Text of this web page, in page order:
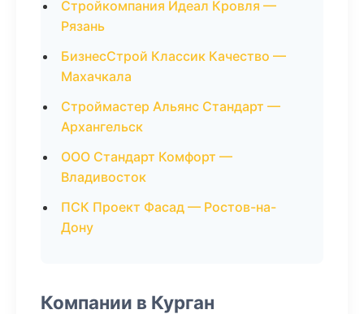
Стройкомпания Идеал Кровля —
Рязань
БизнесСтрой Классик Качество —
Махачкала
Строймастер Альянс Стандарт —
Архангельск
ООО Стандарт Комфорт —
Владивосток
ПСК Проект Фасад — Ростов-на-
Дону
Компании в Курган